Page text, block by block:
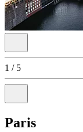
Previous
slide
disabled
1 / 5
Next
go
Paris